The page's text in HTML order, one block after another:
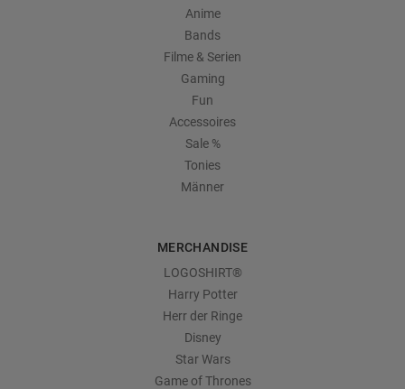
Anime
Bands
Filme & Serien
Gaming
Fun
Accessoires
Sale %
Tonies
Männer
MERCHANDISE
LOGOSHIRT®
Harry Potter
Herr der Ringe
Disney
Star Wars
Game of Thrones